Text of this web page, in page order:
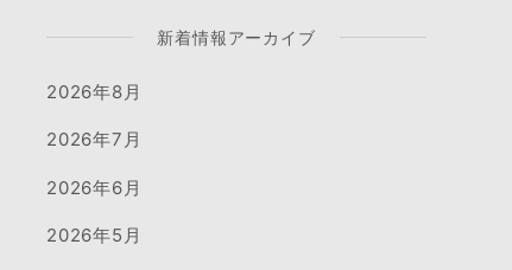
新着情報アーカイブ
2026年8月
2026年7月
2026年6月
2026年5月